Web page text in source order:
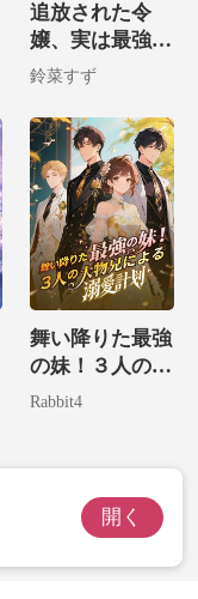
追放された令
嬢、実は最強大
富豪の娘でした
鈴菜すず
舞い降りた最強
の妹！３人の大
物兄による溺愛
Rabbit4
開く